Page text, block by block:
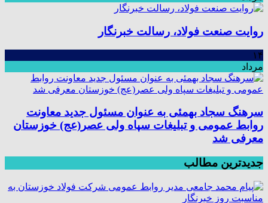
روایت صنعت فولاد،‌ رسالت خبرنگار
۱۴
مرداد
سرهنگ سجاد بهمئی به عنوان مسئول جدید معاونت
روابط عمومی و تبلیغات سپاه ولی عصر(عج) خوزستان
معرفی شد
جدیدترین مطالب